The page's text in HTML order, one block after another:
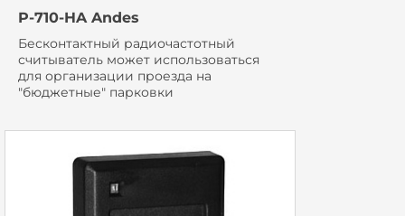
P-710-HA Andes
Бесконтактный радиочастотный
считыватель может использоваться
для организации проезда на
"бюджетные" парковки